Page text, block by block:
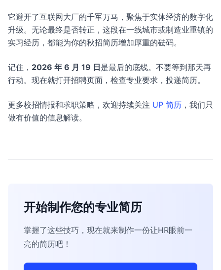
它避开了互联网大厂的千军万马，聚焦于实体经济的数字化
升级。无论最终是否转正，这段在一线城市或制造业重镇的
实习经历，都能为你的秋招简历增加厚重的砝码。
记住， 2026 年 6 月 19 日是最后的底线。不要等到那天再
行动。现在就打开招聘页面，检查专业要求，投递简历。
更多校招情报和求职策略，欢迎持续关注 UP 简历 ，我们只
做有价值的信息解读。
开始制作您的专业简历
掌握了这些技巧，现在就来制作一份让HR眼前一
亮的简历吧！